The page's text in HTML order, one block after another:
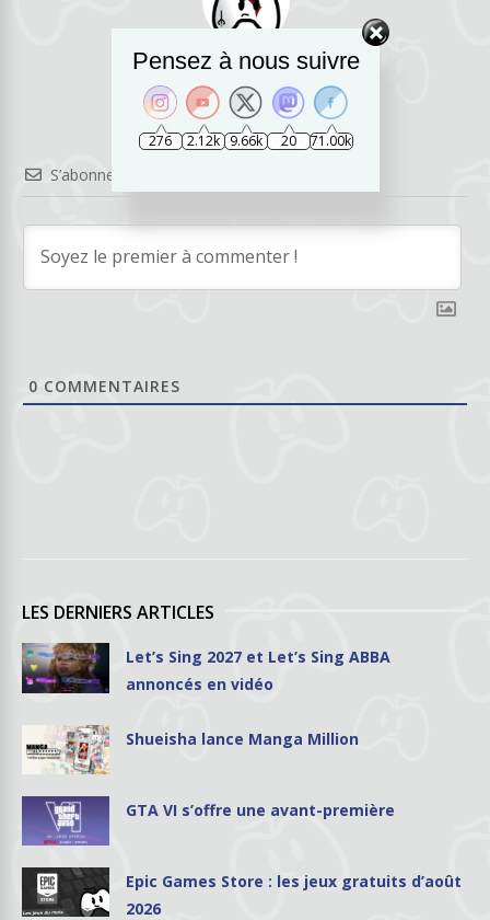
TAG_TobyOne
S’abonner
0 COMMENTAIRES
LES DERNIERS ARTICLES
Let’s Sing 2027 et Let’s Sing ABBA
annoncés en vidéo
Shueisha lance Manga Million
GTA VI s’offre une avant-première
Epic Games Store : les jeux gratuits d’août
2026
Pensez à nous suivre
276 2.12k 9.66k 20 71.00k